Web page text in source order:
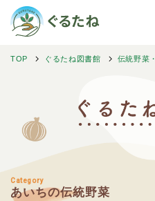
TOP ぐるたね図書館 伝統野菜
Category
あいちの伝統野菜